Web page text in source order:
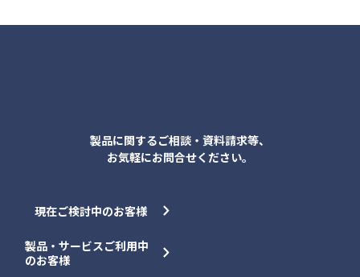
製品に関するご相談・資料請求等、
お気軽にお問合せください。
現在ご検討中のお客様
製品・サービスご利用中
のお客様